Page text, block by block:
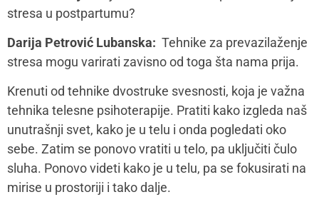
Naravno, forkusiranje na stvari koje možemo da
kontrolišemo i pisanje listi pomaže onima koji su više
kognitivni tipovi.
Neopdohna je takođe i blaga fizička aktivnost
(naravno u skladu sa savetima lekara i opštim fizičkim
stanjem) i što više boravka u prirodi. Bonus savet –
ugasite notifikacije na telefonu i smanjite izloženost
socijalnim medijima.
Tehnika je mnogo i svako od nas ima slobodu da bude